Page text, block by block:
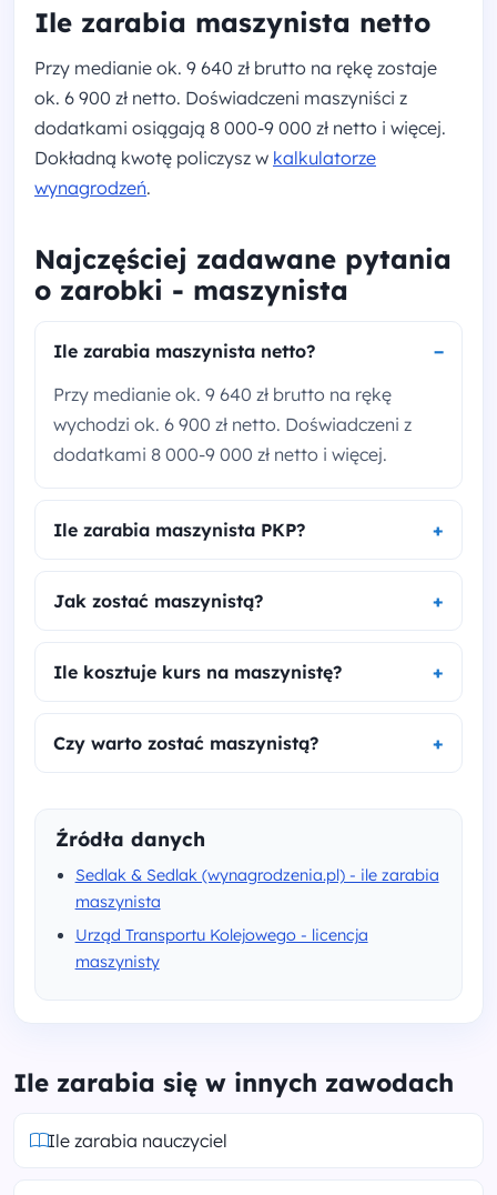
Ile zarabia maszynista netto
Przy medianie ok. 9 640 zł brutto na rękę zostaje
ok. 6 900 zł netto. Doświadczeni maszyniści z
dodatkami osiągają 8 000-9 000 zł netto i więcej.
Dokładną kwotę policzysz w kalkulatorze
wynagrodzeń.
Najczęściej zadawane pytania
o zarobki - maszynista
Ile zarabia maszynista netto?
Przy medianie ok. 9 640 zł brutto na rękę
wychodzi ok. 6 900 zł netto. Doświadczeni z
dodatkami 8 000-9 000 zł netto i więcej.
Ile zarabia maszynista PKP?
Jak zostać maszynistą?
Ile kosztuje kurs na maszynistę?
Czy warto zostać maszynistą?
Źródła danych
Sedlak & Sedlak (wynagrodzenia.pl) - ile zarabia
maszynista
Urząd Transportu Kolejowego - licencja
maszynisty
Ile zarabia się w innych zawodach
Ile zarabia nauczyciel